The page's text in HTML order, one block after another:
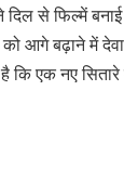
दिल से फिल्में
को आगे बढ़ाने में
कि एक नए